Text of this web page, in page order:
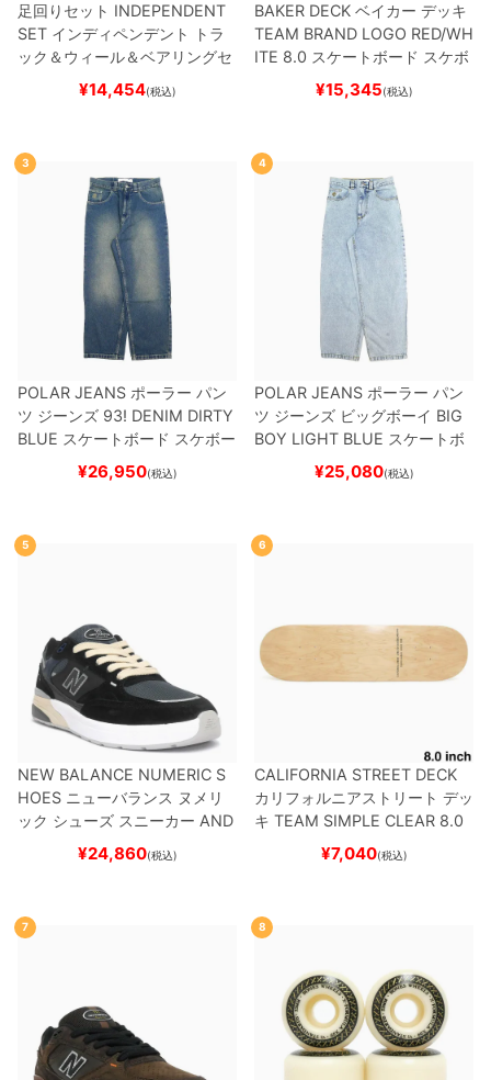
足回りセット INDEPENDENT
SET インディペンデント
トラ
ック＆ウィール＆ベアリングセ
（トリック用）
ード スケボー
¥14,454(税込)
BAKER DECK ベイカー デッキ
TEAM BRAND LOGO RED/WH
ITE 8.0 スケートボード スケボ
¥15,345(税込)
3
POLAR JEANS ポーラー パン
ツ ジーンズ 93! DENIM DIRTY
BLUE スケートボード スケボー
¥26,950(税込)
4
POLAR JEANS ポーラー パン
ツ ジーンズ ビッグボーイ BIG
BOY LIGHT BLUE スケートボ
ード スケボー
¥25,080(税込)
5
NEW BALANCE NUMERIC S
HOES ニューバランス ヌメリ
ック シューズ スニーカー AND
REW REYNOLDS 933
BLACK/NAVYスケートボ
¥24,860(税込)
6
CALIFORNIA STREET DECK
カリフォルニアストリート デッ
キ TEAM SIMPLE CLEAR 8.0
ブランク（DSM）
ード スケボー
¥7,040(税込)
7 8